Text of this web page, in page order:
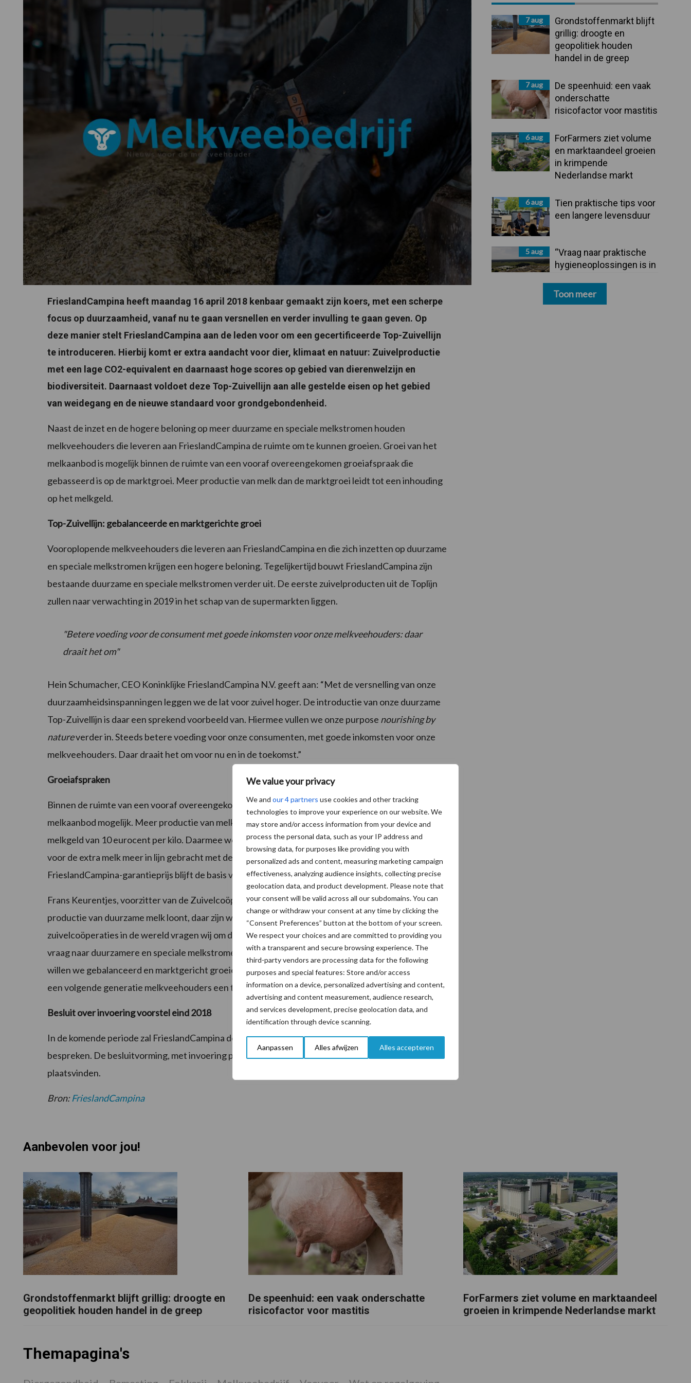
We value your privacy
We and our 4 partners use cookies and other tracking
technologies to improve your experience on our website. We
may store and/or access information from your device and
process the personal data, such as your IP address and
browsing data, for purposes like providing you with
personalized ads and content, measuring marketing campaign
effectiveness, analyzing audience insights, collecting precise
geolocation data, and product development. Please note that
your consent will be valid across all our subdomains. You can
change or withdraw your consent at any time by clicking the
“Consent Preferences” button at the bottom of your screen.
We respect your choices and are committed to providing you
with a transparent and secure browsing experience. The
third-party vendors are processing data for the following
purposes and special features: Store and/or access
information on a device, personalized advertising and content,
advertising and content measurement, audience research,
and services development, precise geolocation data, and
identification through device scanning.
Aanpassen Alles afwijzen Alles accepteren
FrieslandCampina heeft maandag 16 april 2018 kenbaar gemaakt zijn koers, met een scherpe
focus op duurzaamheid, vanaf nu te gaan versnellen en verder invulling te gaan geven. Op
deze manier stelt FrieslandCampina aan de leden voor om een gecertificeerde Top-Zuivellijn
te introduceren. Hierbij komt er extra aandacht voor dier, klimaat en natuur: Zuivelproductie
met een lage CO2-equivalent en daarnaast hoge scores op gebied van dierenwelzijn en
biodiversiteit. Daarnaast voldoet deze Top-Zuivellijn aan alle gestelde eisen op het gebied
van weidegang en de nieuwe standaard voor grondgebondenheid.
Naast de inzet en de hogere beloning op meer duurzame en speciale melkstromen houden
melkveehouders die leveren aan FrieslandCampina de ruimte om te kunnen groeien. Groei van het
melkaanbod is mogelijk binnen de ruimte van een vooraf overeengekomen groeiafspraak die
gebasseerd is op de marktgroei. Meer productie van melk dan de marktgroei leidt tot een inhouding
op het melkgeld.
Top-Zuivellijn: gebalanceerde en marktgerichte groei
Vooroplopende melkveehouders die leveren aan FrieslandCampina en die zich inzetten op duurzame
en speciale melkstromen krijgen een hogere beloning. Tegelijkertijd bouwt FrieslandCampina zijn
bestaande duurzame en speciale melkstromen verder uit. De eerste zuivelproducten uit de Toplijn
zullen naar verwachting in 2019 in het schap van de supermarkten liggen.
"Betere voeding voor de consument met goede inkomsten voor onze melkveehouders: daar
draait het om"
Hein Schumacher, CEO Koninklijke FrieslandCampina N.V. geeft aan: “Met de versnelling van onze
duurzaamheidsinspanningen leggen we de lat voor zuivel hoger. De introductie van onze duurzame
Top-Zuivellijn is daar een sprekend voorbeeld van. Hiermee vullen we onze purpose nourishing by
natureverder in. Steeds betere voeding voor onze consumenten, met goede inkomsten voor onze
melkveehouders. Daar draait het om voor nu en in de toekomst.”
Groeiafspraken
Binnen de ruimte van een vooraf overeengekomen groeiafspraak is volumegroei van het
melkaanbod mogelijk. Meer productie van melk dan de marktgroei leidt tot een inhouding op het
melkgeld van 10 eurocent per kilo. Daarmee wordt de uitbetaling aan de leden-melkveehouders
voor de extra melk meer in lijn gebracht met de marktgroei voor basiszuivelproducten. De
FrieslandCampina-garantieprijs blijft de basis van de FrieslandCampina-melkprijs.
Frans Keurentjes, voorzitter van de Zuivelcoöperatie FrieslandCampina U.A. geeft aan: “De
productie van duurzame melk loont, daar zijn wij van overtuigd. Als een van de toonaangevende
zuivelcoöperaties in de wereld vragen wij om die reden onze leden zich versterkt in te zetten op de
vraag naar duurzamere en speciale melkstromen. Naast de hogere beloning voor duurzaamheid
willen we gebalanceerd en marktgericht groeien. Hiermee creëren we een coöperatie, waarin ook
een volgende generatie melkveehouders een toekomst heeft.”
Besluit over invoering voorstel eind 2018
In de komende periode zal FrieslandCampina de voorstellen met zijn leden-melkveehouders gaan
bespreken. De besluitvorming, met invoering per 1 januari 2019, zal in de loop van dit jaar gaan
plaatsvinden.
Bron:FrieslandCampina
Sidebar7 aug
Grondstoffenmarkt blijft
grillig: droogte en
geopolitiek houden
handel in de greep
7 aug
De speenhuid: een vaak
onderschatte
risicofactor voor mastitis
6 aug
ForFarmers ziet volume
en marktaandeel groeien
in krimpende
Nederlandse markt
6 aug
Tien praktische tips voor
een langere levensduur
5 aug
“Vraag naar praktische
hygieneoplossingen is in
Toon meer
Aanbevolen voor jou!
Grondstoffenmarkt blijft grillig: droogte en
geopolitiek houden handel in de greep
De speenhuid: een vaak onderschatte
risicofactor voor mastitis
ForFarmers ziet volume en marktaandeel
groeien in krimpende Nederlandse markt
Themapagina's